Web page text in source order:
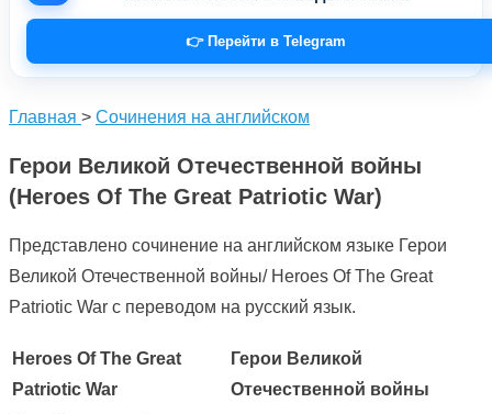
👉 Перейти в Telegram
Главная > Сочинения на английском
Герои Великой Отечественной войны
(Heroes Of The Great Patriotic War)
Представлено сочинение на английском языке Герои
Великой Отечественной войны/ Heroes Of The Great
Patriotic War с переводом на русский язык.
Heroes Of The Great
Patriotic War
Герои Великой
Отечественной войны